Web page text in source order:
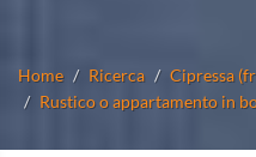
Home Ricerca
Cipressa
Rustico o appartamento in